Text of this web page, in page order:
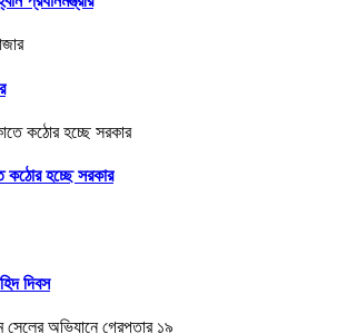
কঠোর হচ্ছে সরকার
দিবস